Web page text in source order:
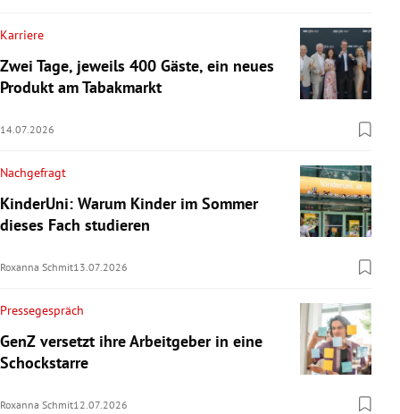
Karriere
Zwei Tage, jeweils 400 Gäste, ein neues
Produkt am Tabakmarkt
14.07.2026
Nachgefragt
KinderUni: Warum Kinder im Sommer
dieses Fach studieren
Roxanna Schmit13.07.2026
Pressegespräch
GenZ versetzt ihre Arbeitgeber in eine
Schockstarre
Roxanna Schmit12.07.2026